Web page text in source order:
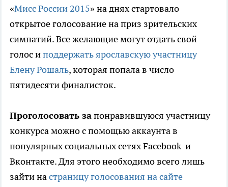
«Мисс России 2015» на днях стартовало
открытое голосование на приз зрительских
симпатий. Все желающие могут отдать свой
голос иподдержать ярославскую участницу
Елену Рошаль, которая попала в число
пятидесяти финалисток.
Проголосовать запонравившуюся участницу
конкурса можно с помощью аккаунта в
популярных социальных сетях Facebook и
Вконтакте. Для этого необходимо всего лишь
зайти настраницу голосования на сайте